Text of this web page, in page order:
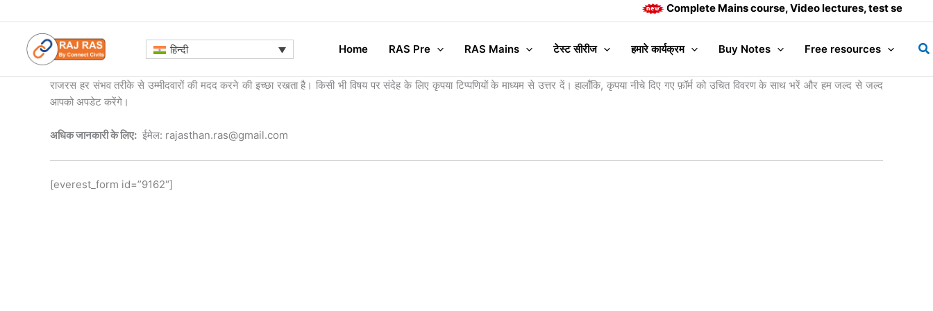
to
content
Complete Mains course, Video lectures, test series
हिन्दी Home RAS Pre RAS Mains टेस्ट सीरीज हमारे कार्यक्रम Buy Notes Free resources
राजरस हर संभव तरीके से उम्मीदवारों की मदद करने की इच्छा रखता है। किसी भी विषय पर संदेह के लिए कृपया टिप्पणियों के माध्यम से उत्तर दें। हालाँकि, कृपया नीचे दिए गए फ़ॉर्म को उचित विवरण के साथ भरें और हम जल्द से जल्द
आपको अपडेट करेंगे।
अधिक जानकारी के लिए: ईमेल: rajasthan.ras@gmail.com
[everest_form id=”9162″]